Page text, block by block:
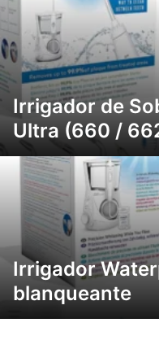
Irrigador de
Ultra (660 /
Irrigador
blanqueante